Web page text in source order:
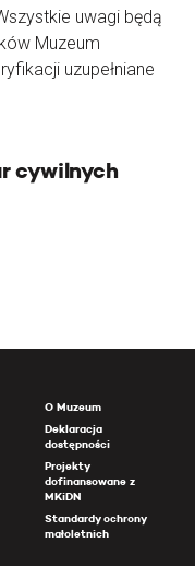
uwagi będą
Muzeum
uzupełniane
cywilnych
O Muzeum
Deklaracja
dostępności
Projekty
dofinansowane z
MKiDN
Standardy ochrony
małoletnich